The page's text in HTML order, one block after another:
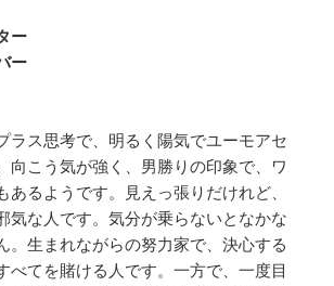
ー
ー
ラス思考で、明るく陽気でユーモアセ
向こう気が強く、男勝りの印象で、ワ
あるようです。見えっ張りだけれど、
気な人です。気分が乗らないとなかな
。生まれながらの努力家で、決心する
べてを賭ける人です。一方で、一度目